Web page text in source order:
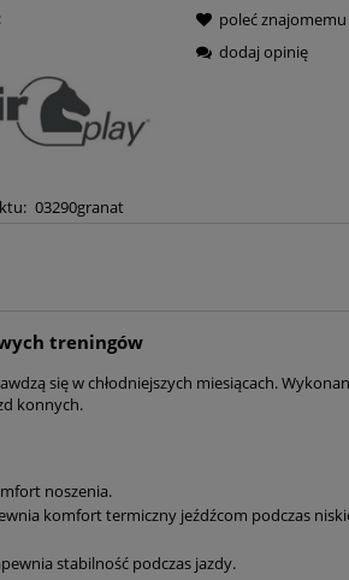
03290granat
poleć znajomemu
dodaj opinię
treningów
się w chłodniejszych miesiącach.
konnych.
noszenia.
komfort termiczny jeźdźcom podczas
stabilność podczas jazdy.